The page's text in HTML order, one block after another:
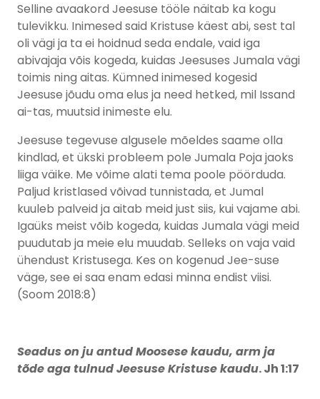
Selline avaakord Jeesuse tööle näitab ka kogu
tulevikku. Inimesed said Kristuse käest abi, sest tal
oli vägi ja ta ei hoidnud seda endale, vaid iga
abivajaja võis kogeda, kuidas Jeesuses Jumala vägi
toimis ning aitas. Kümned inimesed kogesid
Jeesuse jõudu oma elus ja need hetked, mil Issand
ai-tas, muutsid inimeste elu.
Jeesuse tegevuse algusele mõeldes saame olla
kindlad, et ükski probleem pole Jumala Poja jaoks
liiga väike. Me võime alati tema poole pöörduda.
Paljud kristlased võivad tunnistada, et Jumal
kuuleb palveid ja aitab meid just siis, kui vajame abi.
Igaüks meist võib kogeda, kuidas Jumala vägi meid
puudutab ja meie elu muudab. Selleks on vaja vaid
ühendust Kristusega. Kes on kogenud Jee-suse
väge, see ei saa enam edasi minna endist viisi.
(Soom 2018:8)
Seadus on ju antud Moosese kaudu, arm ja
tõde aga tulnud Jeesuse Kristuse kaudu. Jh 1:17